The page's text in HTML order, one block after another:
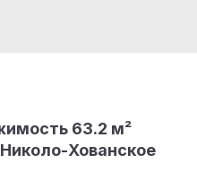
63.2 м²
Хованское